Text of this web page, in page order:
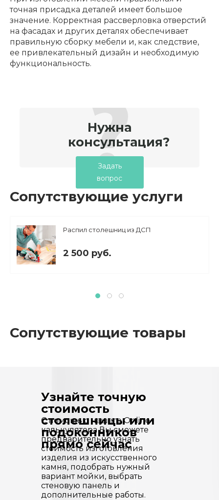
точная присадка деталей имеет большое
значение. Корректная рассверловка отверстий
на фасадах и других деталях обеспечивает
правильную сборку мебели и, как следствие,
ее привлекательный дизайн и необходимую
функциональность.
Нужна
консультация?
Задать
вопрос
Сопутствующие услуги
Распил столешниц из ДСП
2 500 руб.
Сопутствующие товары
С помощью нашего Online-
калькулятора Вы сможете
предварительно узнать
стоимость изготовления
изделия из искусственного
камня, подобрать нужный
вариант мойки, выбрать
стеновую панель и
дополнительные работы.
Узнайте точную
стоимость
столешницы или
подоконников
прямо сейчас